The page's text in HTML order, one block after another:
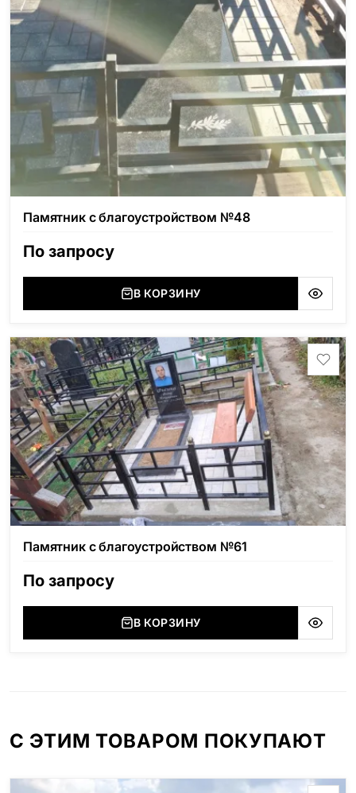
Памятник с благоустройством №48
По запросу
В КОРЗИНУ
Памятник с благоустройством №61
По запросу
В КОРЗИНУ
С ЭТИМ ТОВАРОМ ПОКУПАЮТ